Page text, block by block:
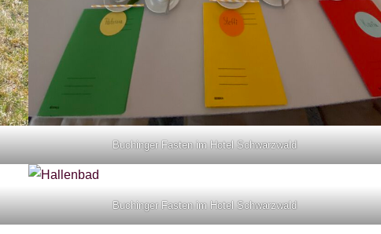
Buchinger Fasten im Hotel Schwarzwald
Buchinger Fasten im Hotel Schwarzwald